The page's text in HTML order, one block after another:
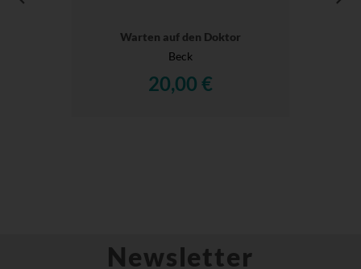
Warten auf den Doktor
Beck
20,00 €
Newsletter